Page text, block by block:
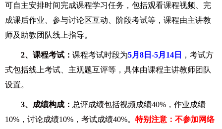
可自主安排时间完成课程学习任务，包括观看课程视频、完
成课后作业、参与讨论区互动、阶段考试等，课程由主讲教
师及助教团队线上指导。
2、课程考试： 课程考试时段为5月8日-5月14日 ， 考试方
式包括线上考试、主观题互评等，具体由课程主讲教师团队
设置。
3、成绩构成： 总评成绩包括视频成绩40%，作业成绩
10%，讨论成绩10%，考试成绩40%。 特别注意：不参加网络